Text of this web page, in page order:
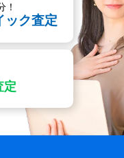
！
ック査定
定